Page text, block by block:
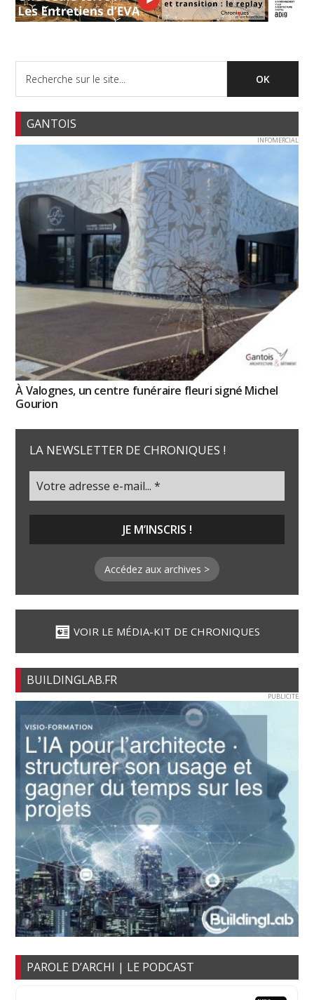
GANTOIS
INFOMERCIAL
À Valognes, un centre funéraire fleuri signé Michel
Gourion
LA NEWSLETTER DE CHRONIQUES !
Accédez aux archives >
VOIR LE MÉDIA-KIT DE CHRONIQUES
BUILDINGLAB.FR
PUBLICITE
PAROLE D’ARCHI | LE PODCAST